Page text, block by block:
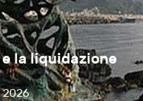
la liquidazione
2026